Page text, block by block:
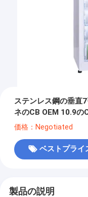
ステンレス鋼の垂直
ネのCB OEM 10.9の
価格：Negotiated
ベストプライ
製品の説明